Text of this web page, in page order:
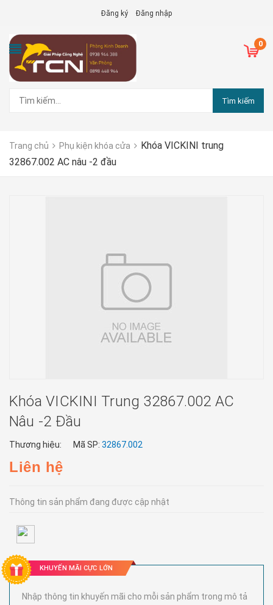
Đăng ký Đăng nhập
0
Tìm kiếm
Trang chủ Phụ kiện khóa cửa
Khóa VICKINI trung
32867.002 AC nâu -2 đầu
Khóa VICKINI Trung 32867.002 AC
Nâu -2 Đầu
Thương hiệu: Mã SP: 32867.002
Liên hệ
Thông tin sản phẩm đang được cập nhật
KHUYẾN MÃI CỰC LỚN
Nhập thông tin khuyến mãi cho mỗi sản phẩm trong mô tả